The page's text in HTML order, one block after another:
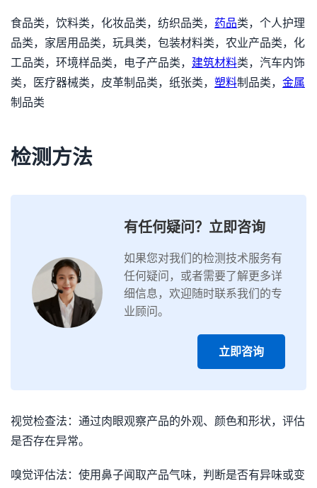
食品类，饮料类，化妆品类，纺织品类， 药品类，个人护理
品类，家居用品类，玩具类，包装材料类，农业产品类，化
工品类，环境样品类，电子产品类， 建筑材料类，汽车内饰
类，医疗器械类，皮革制品类，纸张类， 塑料制品类， 金属
制品类
检测方法
有任何疑问？立即咨询
如果您对我们的检测技术服务有
任何疑问，或者需要了解更多详
细信息，欢迎随时联系我们的专
业顾问。
立即咨询
视觉检查法：通过肉眼观察产品的外观、颜色和形状，评估
是否存在异常。
嗅觉评估法：使用鼻子闻取产品气味，判断是否有异味或变